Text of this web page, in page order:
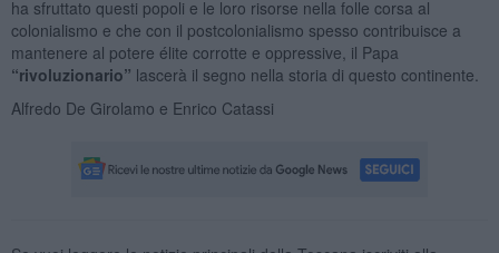
ha sfruttato questi popoli e le loro risorse nella folle corsa al
colonialismo e che con il postcolonialismo spesso contribuisce a
mantenere al potere élite corrotte e oppressive, il Papa
“rivoluzionario” lascerà il segno nella storia di questo continente.
Alfredo De Girolamo e Enrico Catassi